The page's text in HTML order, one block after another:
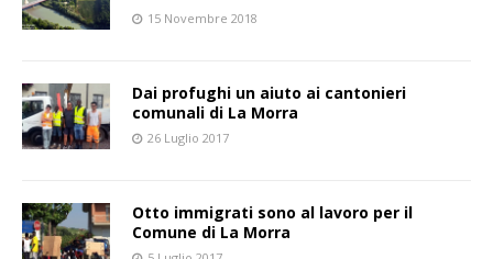
15 Novembre 2018
Dai profughi un aiuto ai cantonieri
comunali di La Morra
26 Luglio 2017
Otto immigrati sono al lavoro per il
Comune di La Morra